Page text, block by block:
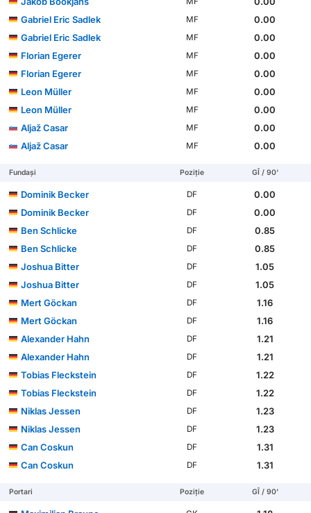
Gabriel Eric Sadlek
MF
0.00
Gabriel Eric Sadlek
MF
0.00
Florian Egerer
MF
0.00
Florian Egerer
MF
0.00
Leon Müller
MF
0.00
Leon Müller
MF
0.00
Aljaž Casar
MF
0.00
Aljaž Casar
MF 0.00
Fundași Poziție GÎ / 90'
Dominik Becker DF
0.00
Dominik Becker
DF
0.00
Ben Schlicke
DF
0.85
Ben Schlicke
DF
0.85
Joshua Bitter
DF
1.05
Joshua Bitter
DF
1.05
Mert Göckan
DF
1.16
Mert Göckan
DF
1.16
Alexander Hahn
DF
1.21
Alexander Hahn
DF
1.21
Tobias Fleckstein
DF
1.22
Tobias Fleckstein
DF
1.22
Niklas Jessen
DF
1.23
Niklas Jessen
DF
1.23
Can Coskun
DF
1.31
Can Coskun
DF 1.31
Portari Poziție GÎ / 90'